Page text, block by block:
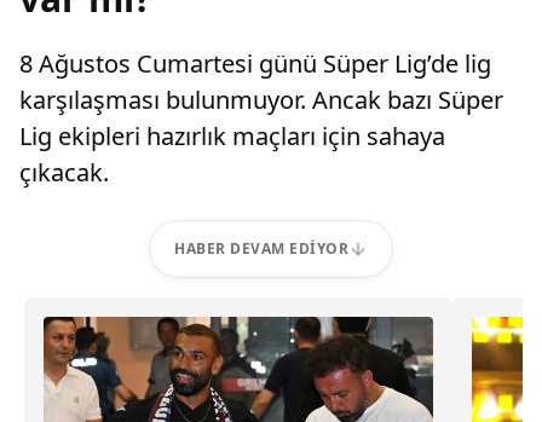
8 Ağustos Cumartesi günü Süper Lig’de lig
karşılaşması bulunmuyor. Ancak bazı Süper
Lig ekipleri hazırlık maçları için sahaya
çıkacak.
HABER DEVAM EDIYOR